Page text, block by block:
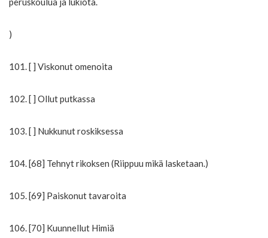
)
101. [ ] Viskonut omenoita
102. [ ] Ollut putkassa
103. [ ] Nukkunut roskiksessa
104. [68] Tehnyt rikoksen (Riippuu mikä lasketaan.)
105. [69] Paiskonut tavaroita
106. [70] Kuunnellut Himiä